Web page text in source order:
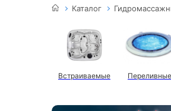
Встраиваемые
Инфракрасные
Каталог
Встраиваемые Переливные